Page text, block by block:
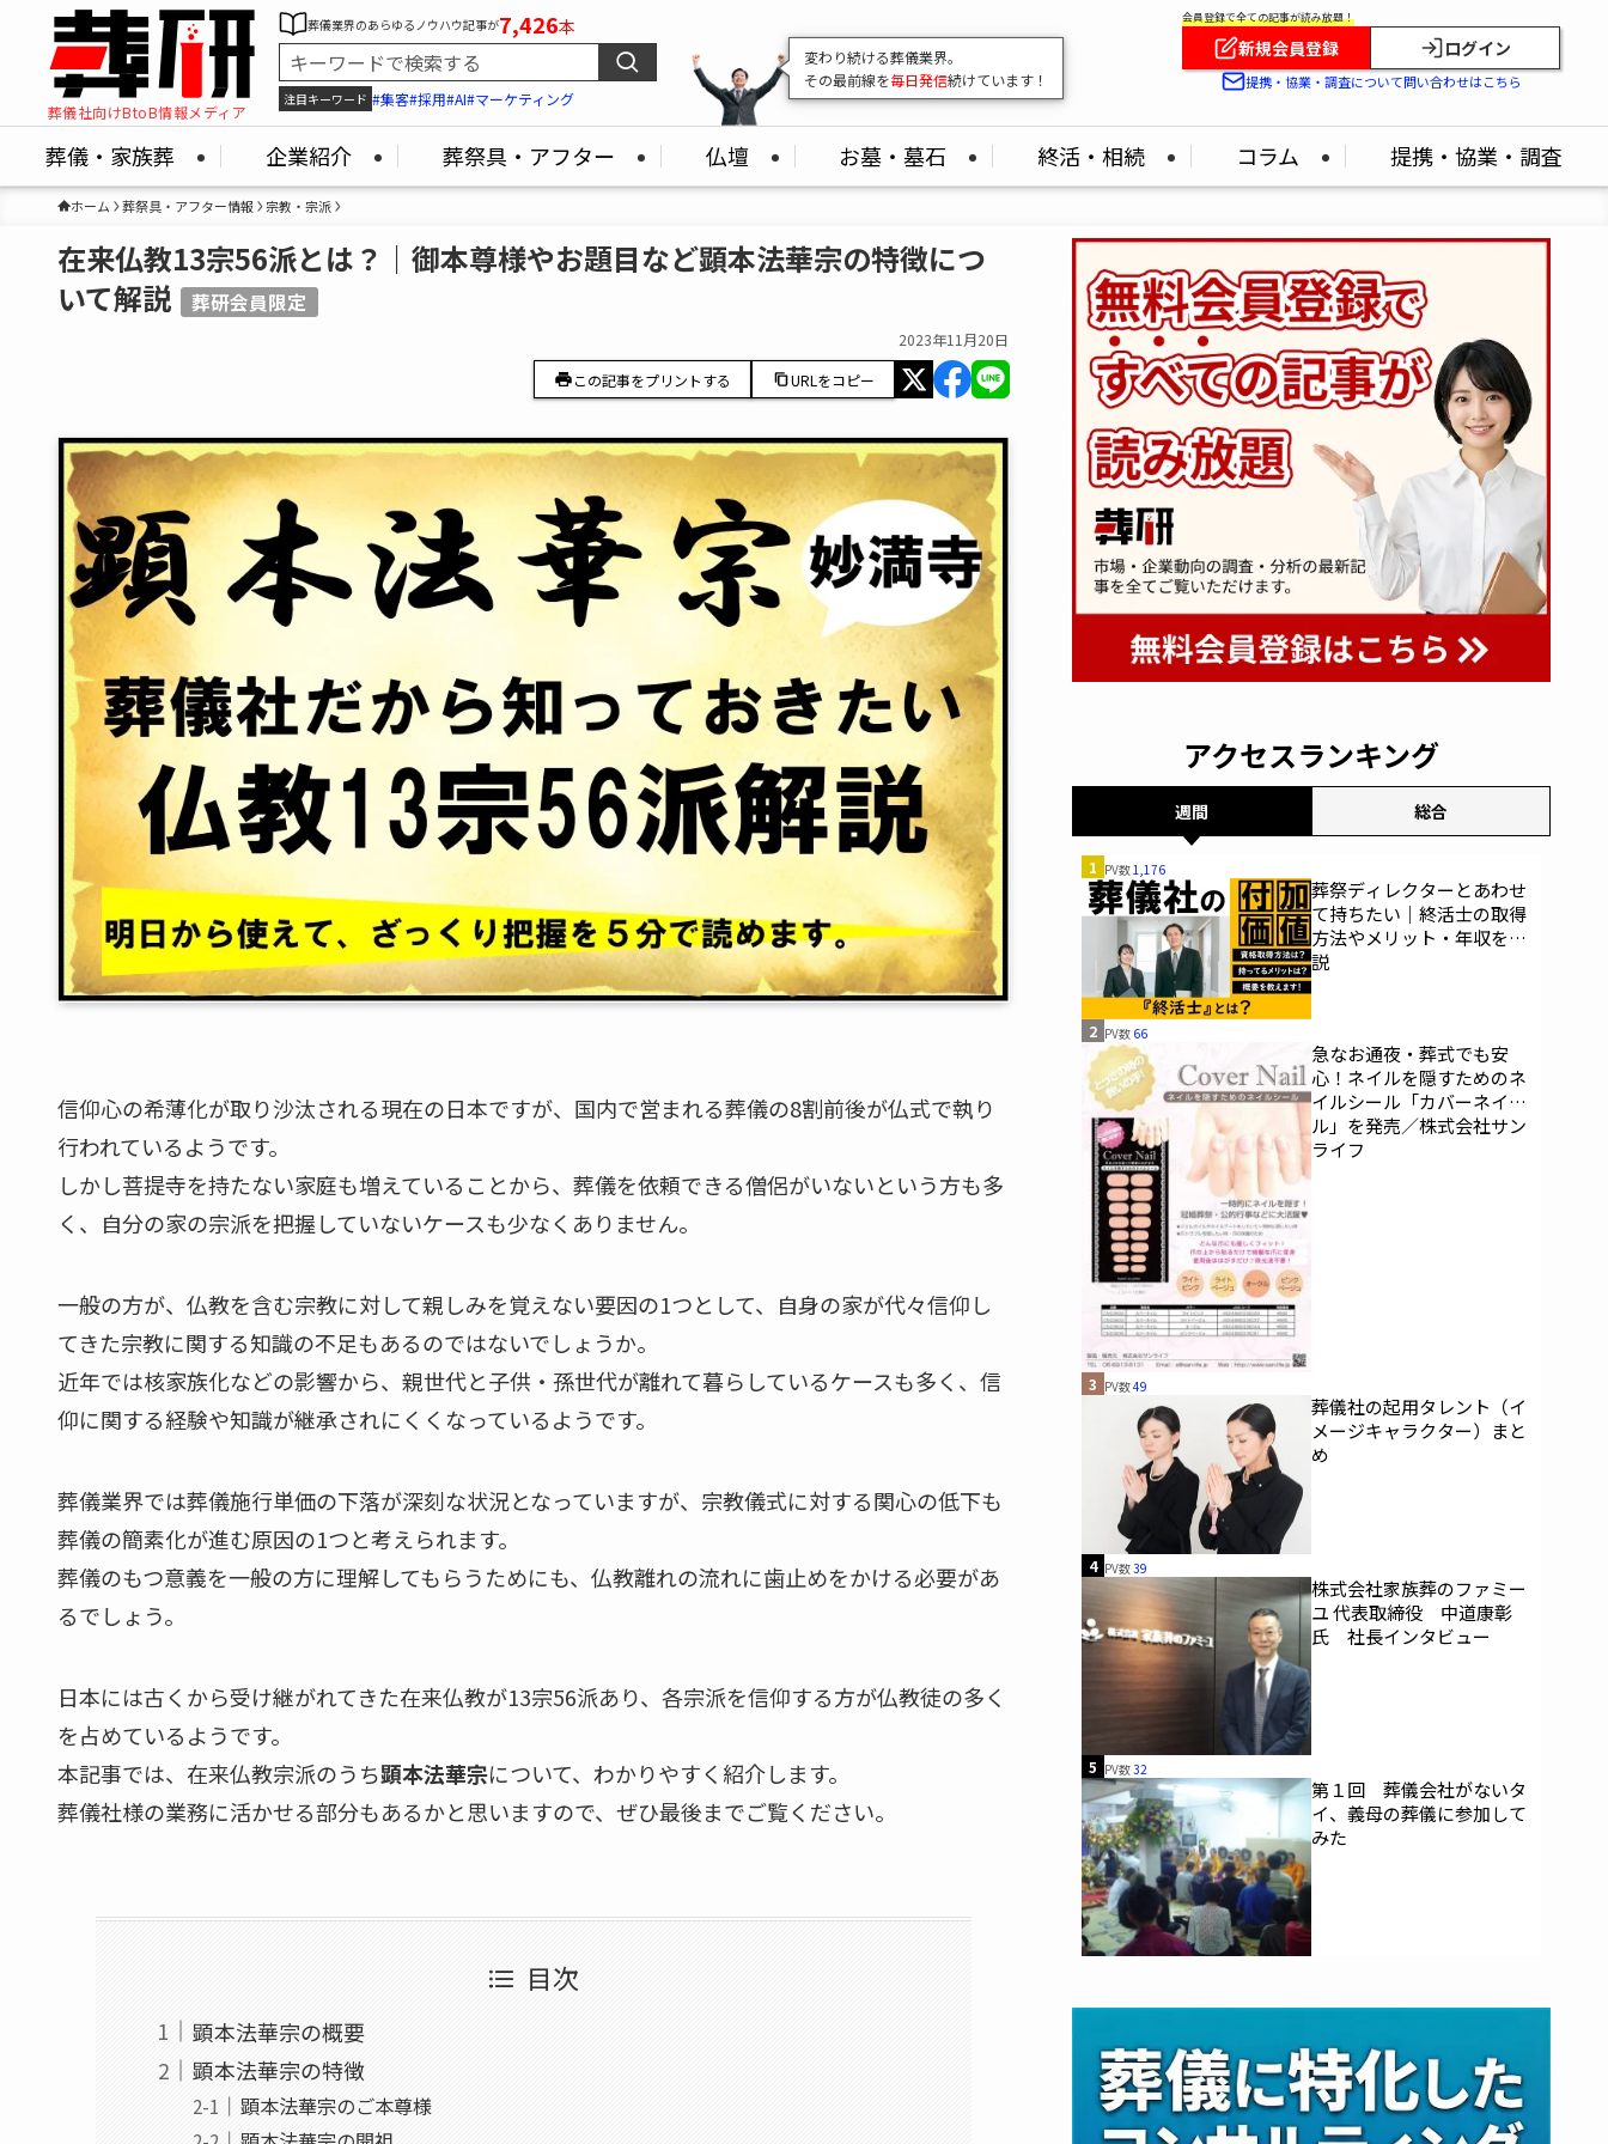
葬儀社向けBtoB情報メディア
葬儀業界のあらゆるノウハウ記事が7,426本
注目キーワード #集客#採用#AI#マーケティング
変わり続ける葬儀業界。
その最前線を毎日発信続けています！
会員登録で全ての記事が読み放題！
新規会員登録 ログイン
提携・協業・調査について問い合わせはこちら
葬儀・家族葬 企業紹介 葬祭具・アフター 仏壇 お墓・墓石 終活・相続 コラム 提携・協業・調査
ホーム 葬祭具・アフター情報 宗教・宗派
在来仏教13宗56派とは？｜御本尊様やお題目など顕本法華宗の特徴につ
いて解説
葬研会員限定
2023年11月20日
この記事をプリントする
URLをコピー
信仰心の希薄化が取り沙汰される現在の日本ですが、国内で営まれる葬儀の8割前後が仏式で執り
行われているようです。
しかし菩提寺を持たない家庭も増えていることから、葬儀を依頼できる僧侶がいないという方も多
く、自分の家の宗派を把握していないケースも少なくありません。
一般の方が、仏教を含む宗教に対して親しみを覚えない要因の1つとして、自身の家が代々信仰し
てきた宗教に関する知識の不足もあるのではないでしょうか。
近年では核家族化などの影響から、親世代と子供・孫世代が離れて暮らしているケースも多く、信
仰に関する経験や知識が継承されにくくなっているようです。
葬儀業界では葬儀施行単価の下落が深刻な状況となっていますが、宗教儀式に対する関心の低下も
葬儀の簡素化が進む原因の1つと考えられます。
葬儀のもつ意義を一般の方に理解してもらうためにも、仏教離れの流れに歯止めをかける必要があ
るでしょう。
日本には古くから受け継がれてきた在来仏教が13宗56派あり、各宗派を信仰する方が仏教徒の多く
を占めているようです。
本記事では、在来仏教宗派のうち顕本法華宗について、わかりやすく紹介します。
葬儀社様の業務に活かせる部分もあるかと思いますので、ぜひ最後までご覧ください。
目次
顕本法華宗の概要
顕本法華宗の特徴
顕本法華宗のご本尊様
アクセスランキング
週間 総合
1 PV数1,176
葬祭ディレクターとあわせ
て持ちたい｜終活士の取得
方法やメリット・年収を解
説
2 PV数 66
急なお通夜・葬式でも安
心！ネイルを隠すためのネ
イルシール「カバーネイ
ル」を発売／株式会社サン
ライフ
3 PV数49
葬儀社の起用タレント（イ
メージキャラクター）まと
め
4 PV数39
株式会社家族葬のファミー
ユ 代表取締役 中道康彰
氏 社長インタビュー
5 PV数32
第１回 葬儀会社がないタ
イ、義母の葬儀に参加して
みた